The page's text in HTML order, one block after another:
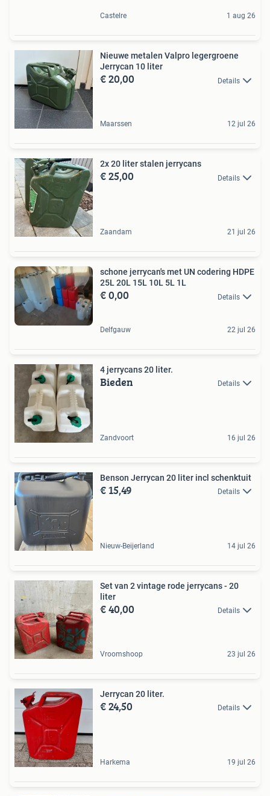
Castelre 1 aug 26
Nieuwe metalen Valpro legergroene
Jerrycan 10 liter
€ 20,00 Details
Maarssen 12 jul 26
2x 20 liter stalen jerrycans
€ 25,00 Details
Zaandam 21 jul 26
schone jerrycan's met UN codering HDPE
25L 20L 15L 10L 5L 1L
€ 0,00 Details
Delfgauw 22 jul 26
4 jerrycans 20 liter.
Bieden Details
Zandvoort 16 jul 26
Benson Jerrycan 20 liter incl schenktuit
€ 15,49 Details
Nieuw-Beijerland 14 jul 26
Set van 2 vintage rode jerrycans - 20
liter
€ 40,00 Details
Vroomshoop 23 jul 26
Jerrycan 20 liter.
€ 24,50 Details
Harkema 19 jul 26